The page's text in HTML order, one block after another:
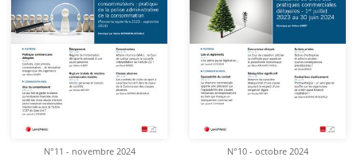
N°11 - novembre 2024 N°10 - octobre 2024